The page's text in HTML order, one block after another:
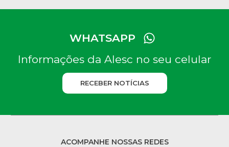
WHATSAPP
Informações da Alesc no seu celular
RECEBER NOTÍCIAS
ACOMPANHE NOSSAS REDES